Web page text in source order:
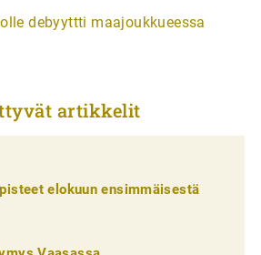
debyyttti maajoukkueessa
artikkelit
elokuun ensimmäisestä